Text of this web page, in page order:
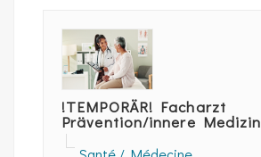
!TEMPORÄR! Facharzt
Prävention/innere Medizin